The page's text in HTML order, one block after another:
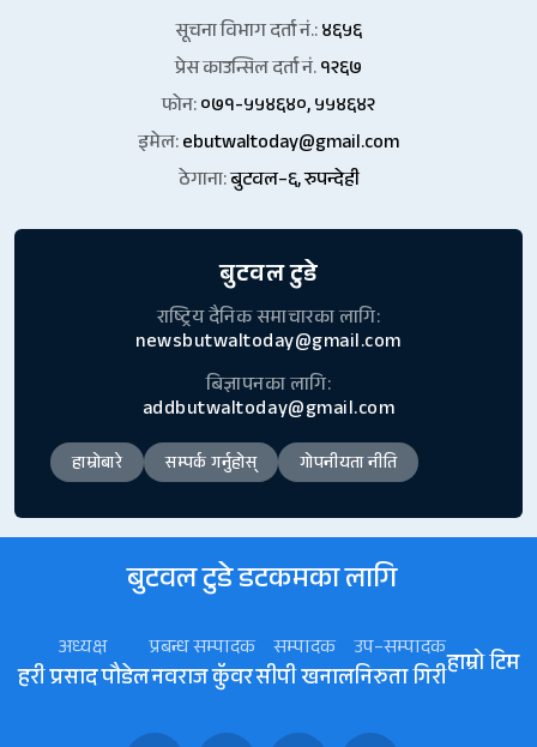
सूचना विभाग दर्ता नं.:४६५६
प्रेस काउन्सिल दर्ता नं.१२६७
फोन:०७१-५५४६४०, ५५४६४२
इमेल:ebutwaltoday@gmail.com
ठेगाना:बुटवल–६, रुपन्देही
बुटवल टुडे
राष्ट्रिय दैनिक समाचारका लागि:
newsbutwaltoday@gmail.com
बिज्ञापनका लागि:
addbutwaltoday@gmail.com
हाम्रोबारे सम्पर्क गर्नुहोस् गोपनीयता नीति
बुटवल टुडे डटकमका लागि
अध्यक्ष
हरी प्रसाद पौडेल
प्रबन्ध सम्पादक
नवराज कॅुवर
सम्पादक
सीपी खनाल
उप–सम्पादक
निरुता गिरीहाम्रो टिम